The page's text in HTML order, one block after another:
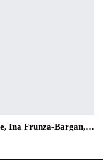
Ina Frunza-Bargan,…